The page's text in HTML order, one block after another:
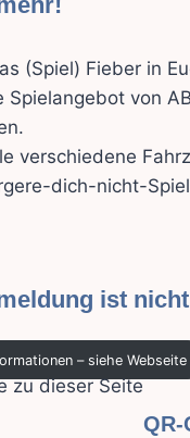
(Spiel) Fieber in
Spielangebot von
verschiedene
dich-nicht-
ist
– siehe Webseite
QR-